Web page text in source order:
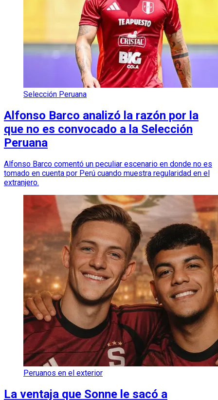
Selección Peruana
Alfonso Barco analizó la razón por la
que no es convocado a la Selección
Peruana
Alfonso Barco comentó un peculiar escenario en donde no es
tomado en cuenta por Perú cuando muestra regularidad en el
extranjero.
Peruanos en el exterior
La ventaja que Sonne le sacó a